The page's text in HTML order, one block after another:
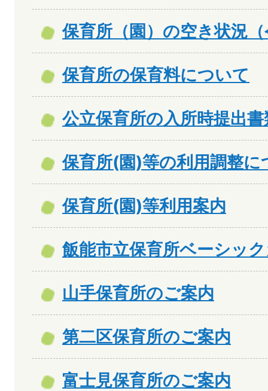
保育所（園）の空き状況
保育所の保育料について
公立保育所の入所時提出書
保育所(園)等の利用調整に
保育所(園)等利用案内
飯能市立保育所ベーシッ
山手保育所のご案内
第二区保育所のご案内
富士見保育所のご案内